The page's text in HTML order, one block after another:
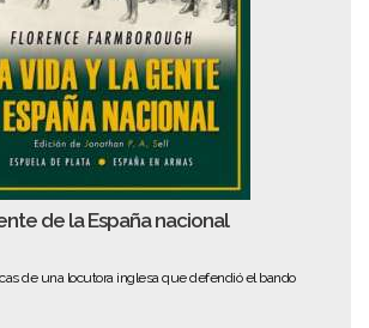
de la España nacional
de una locutora inglesa que defendió el bando